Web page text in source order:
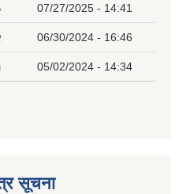
07/27/2025 - 14:41
06/30/2024 - 16:46
05/02/2024 - 14:34
सूचना